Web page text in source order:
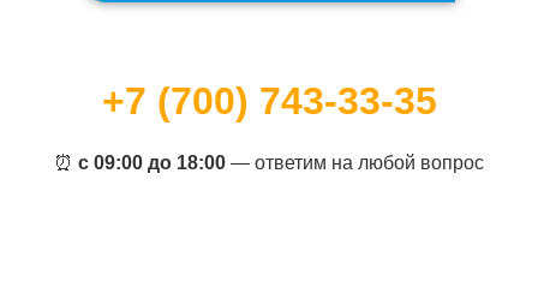
+7 (700) 743-33-35
⏰ с 09:00 до 18:00 — ответим на любой вопрос